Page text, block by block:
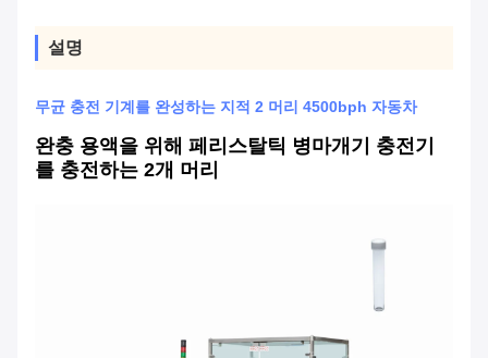
설명
무균 충전 기계를 완성하는 지적 2 머리 4500bph 자동차
완충 용액을 위해 페리스탈틱 병마개기 충전기
를 충전하는 2개 머리